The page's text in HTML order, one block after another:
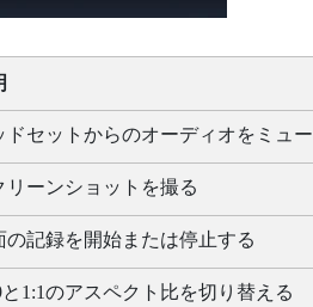
ドセットからのオーディオをミュ
リーンショットを撮る
の記録を開始または停止する
と1:1のアスペクト比を切り替える